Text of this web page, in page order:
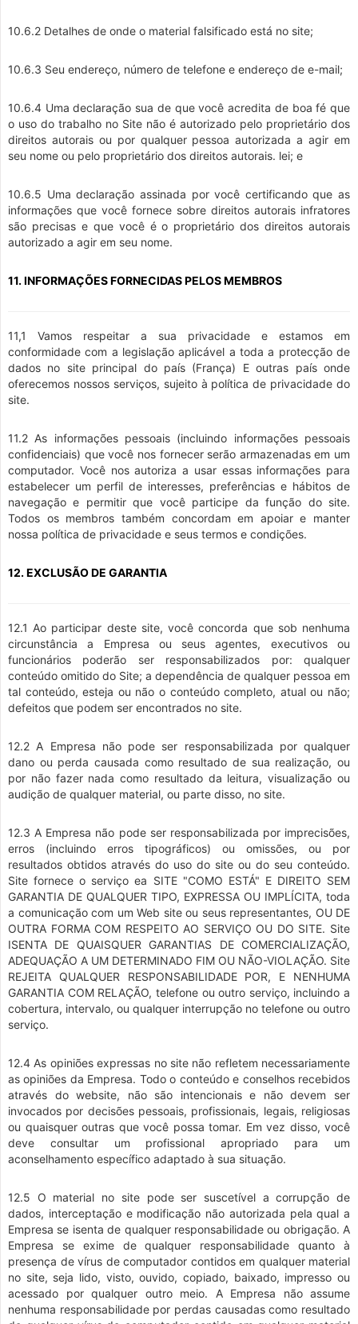
10.6.2 Detalhes de onde o material falsificado está no site;
10.6.3 Seu endereço, número de telefone e endereço de e-mail;
10.6.4 Uma declaração sua de que você acredita de boa fé que
o uso do trabalho no Site não é autorizado pelo proprietário dos
direitos autorais ou por qualquer pessoa autorizada a agir em
seu nome ou pelo proprietário dos direitos autorais. lei; e
10.6.5 Uma declaração assinada por você certificando que as
informações que você fornece sobre direitos autorais infratores
são precisas e que você é o proprietário dos direitos autorais
autorizado a agir em seu nome.
11. INFORMAÇÕES FORNECIDAS PELOS MEMBROS
11,1 Vamos respeitar a sua privacidade e estamos em
conformidade com a legislação aplicável a toda a protecção de
dados no site principal do país (França) E outras país onde
oferecemos nossos serviços, sujeito à política de privacidade do
site.
11.2 As informações pessoais (incluindo informações pessoais
confidenciais) que você nos fornecer serão armazenadas em um
computador. Você nos autoriza a usar essas informações para
estabelecer um perfil de interesses, preferências e hábitos de
navegação e permitir que você participe da função do site.
Todos os membros também concordam em apoiar e manter
nossa política de privacidade e seus termos e condições.
12. EXCLUSÃO DE GARANTIA
12.1 Ao participar deste site, você concorda que sob nenhuma
circunstância a Empresa ou seus agentes, executivos ou
funcionários poderão ser responsabilizados por: qualquer
conteúdo omitido do Site; a dependência de qualquer pessoa em
tal conteúdo, esteja ou não o conteúdo completo, atual ou não;
defeitos que podem ser encontrados no site.
12.2 A Empresa não pode ser responsabilizada por qualquer
dano ou perda causada como resultado de sua realização, ou
por não fazer nada como resultado da leitura, visualização ou
audição de qualquer material, ou parte disso, no site.
12.3 A Empresa não pode ser responsabilizada por imprecisões,
erros (incluindo erros tipográficos) ou omissões, ou por
resultados obtidos através do uso do site ou do seu conteúdo.
Site fornece o serviço ea SITE "COMO ESTÁ" E DIREITO SEM
GARANTIA DE QUALQUER TIPO, EXPRESSA OU IMPLÍCITA, toda
a comunicação com um Web site ou seus representantes, OU DE
OUTRA FORMA COM RESPEITO AO SERVIÇO OU DO SITE. Site
ISENTA DE QUAISQUER GARANTIAS DE COMERCIALIZAÇÃO,
ADEQUAÇÃO A UM DETERMINADO FIM OU NÃO-VIOLAÇÃO. Site
REJEITA QUALQUER RESPONSABILIDADE POR, E NENHUMA
GARANTIA COM RELAÇÃO, telefone ou outro serviço, incluindo a
cobertura, intervalo, ou qualquer interrupção no telefone ou outro
serviço.
12.4 As opiniões expressas no site não refletem necessariamente
as opiniões da Empresa. Todo o conteúdo e conselhos recebidos
através do website, não são intencionais e não devem ser
invocados por decisões pessoais, profissionais, legais, religiosas
ou quaisquer outras que você possa tomar. Em vez disso, você
deve consultar um profissional apropriado para um
aconselhamento específico adaptado à sua situação.
12.5 O material no site pode ser suscetível a corrupção de
dados, interceptação e modificação não autorizada pela qual a
Empresa se isenta de qualquer responsabilidade ou obrigação. A
Empresa se exime de qualquer responsabilidade quanto à
presença de vírus de computador contidos em qualquer material
no site, seja lido, visto, ouvido, copiado, baixado, impresso ou
acessado por qualquer outro meio. A Empresa não assume
nenhuma responsabilidade por perdas causadas como resultado